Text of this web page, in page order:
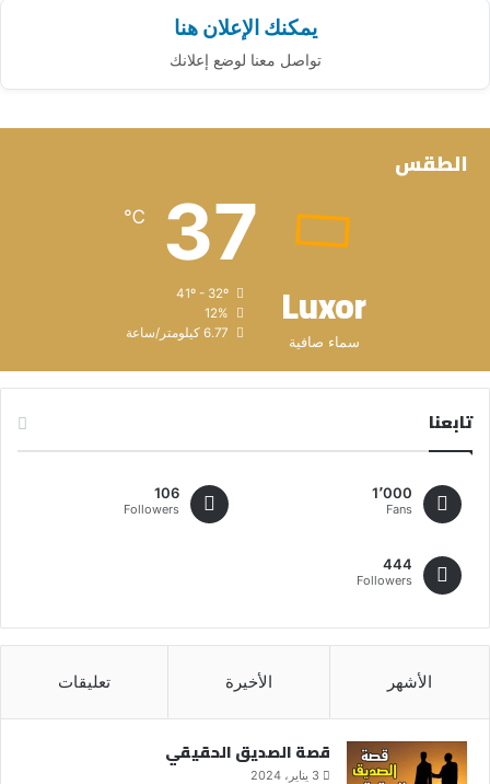
يمكنك الإعلان هنا
تواصل معنا لوضع إعلانك
الطقس
Luxor
سماء صافية
37
℃
12%
6.77 كيلومتر/ساعة
تابعنا
1٬000
Fans
106
Followers
444
Followers
الأشهر الأخيرة تعليقات
قصة الصديق الحقيقي
3 يناير، 2024